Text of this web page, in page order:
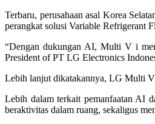
Terbaru, perusahaan asal Korea
perangkat solusi Variable Refrigerant
“Dengan dukungan AI, Multi V i
President of PT LG Electronics
Lebih lanjut dikatakannya, LG Multi V
Lebih dalam terkait pemanfaatan AI
beraktivitas dalam ruang, sekaligus